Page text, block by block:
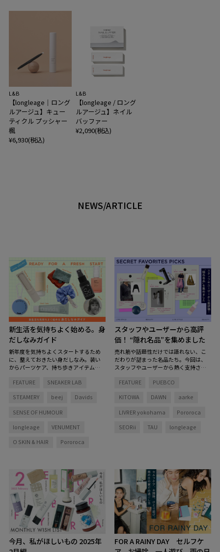
L&B
【longleage｜ロング
ルアージュ】キュー
ティクル プッシャー
楓
¥6,930(税込)
L&B
【longleage / ロング
ルアージュ】ネイル
バッファー
¥2,090(税込)
NEWS/ARTICLE
新生活を気持ちよく始める。身
だしなみガイド
新年度を気持ちよくスタートするため
に、整えておきたい身だしなみ。装い
からパーツケア、持ち歩きアイテムま
を、カテゴリ別にご紹介します。
FEATURE SNEAKER LAB
STEAMERY beej Davids
SENSE OF HUMOUR
longleage VENUMENT
O SKIN & HAIR Pororoca
スタッフやユーザーから高評
価！ “隠れ名品”を集めました
売れ筋や話題性だけでは語れない、こ
だわりが詰まった名品たち。今回は、
スタッフやユーザーから熱く支持され
アルな使用感とともにプロダクトの魅
FEATURE PUEBCO
KITOWA DAWN aarke
LIVRER yokohama Pororoca
SEORii TAU longleage
今月、私がほしいもの 2025年
FOR A RAINY DAYセルフケ